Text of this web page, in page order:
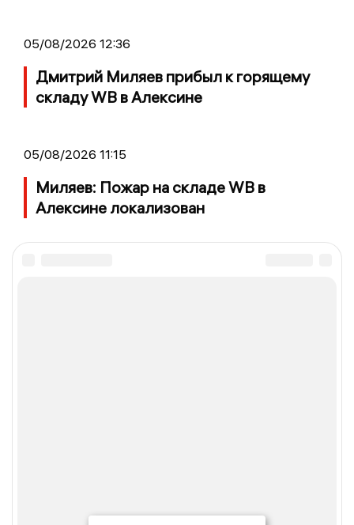
05/08/2026 12:36
Дмитрий Миляев прибыл к горящему
складу WB в Алексине
05/08/2026 11:15
Миляев: Пожар на складе WB в
Алексине локализован